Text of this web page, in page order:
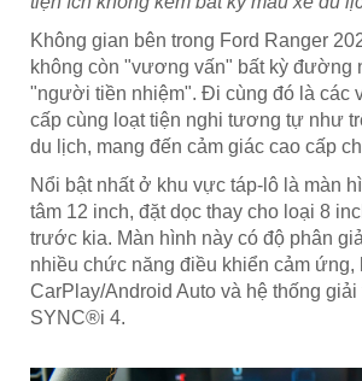
Không gian bên trong Ford Ranger
không còn "vương vấn" bất kỳ đường
"người tiền nhiệm". Đi cùng đó là các
cấp cùng loạt tiện nghi tương tự như
du lịch, mang đến cảm giác cao cấp
Nổi bật nhất ở khu vực táp-lô là màn
tâm 12 inch, đặt dọc thay cho loại 8
trước kia. Màn hình này có độ phân
nhiều chức năng điều khiển cảm ứng,
CarPlay/Android Auto và hệ thống giải
SYNC®i 4.